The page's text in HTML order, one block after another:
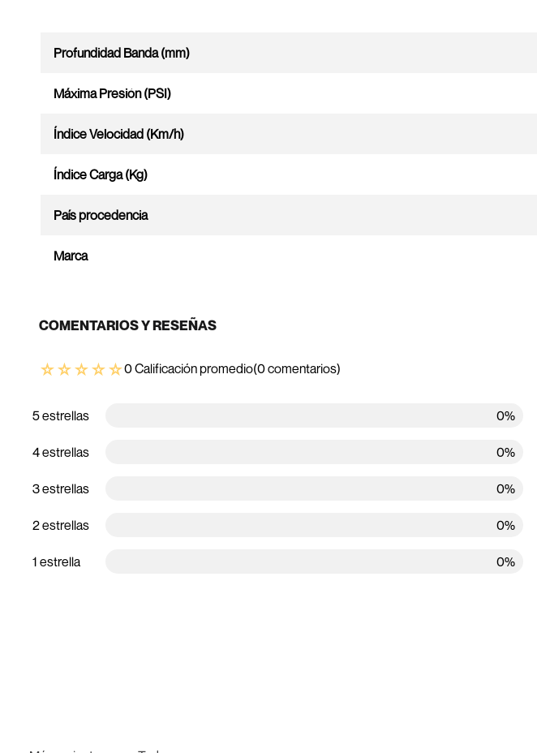
Profundidad Banda (mm)
Máxima Presión (PSI)
Índice Velocidad (Km/h)
Índice Carga (Kg)
País procedencia
Marca
COMENTARIOS Y RESEÑAS
☆☆☆☆☆0 Calificación promedio(0 comentarios)
5 estrellas 0%
4 estrellas 0%
3 estrellas 0%
2 estrellas 0%
1 estrella 0%